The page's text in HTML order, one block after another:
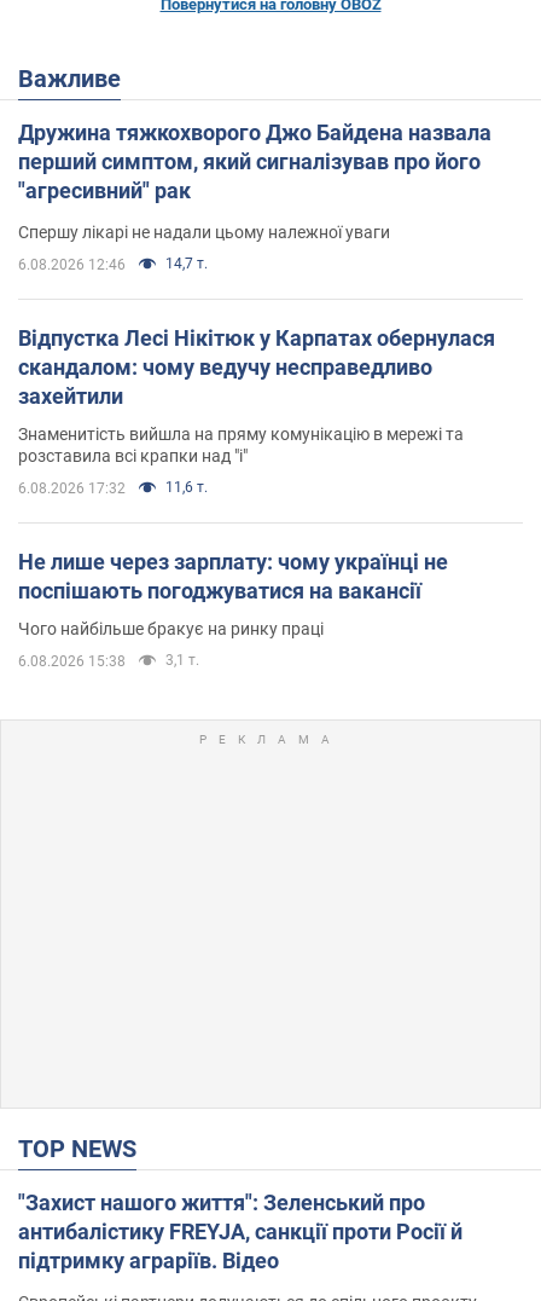
Повернутися на головну OBOZ
Важливе
Дружина тяжкохворого Джо Байдена назвала
перший симптом, який сигналізував про його
"агресивний" рак
Спершу лікарі не надали цьому належної уваги
6.08.2026 12:46 14,7 т.
Відпустка Лесі Нікітюк у Карпатах обернулася
скандалом: чому ведучу несправедливо
захейтили
Знаменитість вийшла на пряму комунікацію в мережі та
розставила всі крапки над "і"
6.08.2026 17:32 11,6 т.
Не лише через зарплату: чому українці не
поспішають погоджуватися на вакансії
Чого найбільше бракує на ринку праці
6.08.2026 15:38 3,1 т.
TOP NEWS
"Захист нашого життя": Зеленський про
антибалістику FREYJA, санкції проти Росії й
підтримку аграріїв. Відео